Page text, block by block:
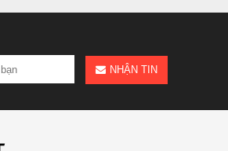
NHẬN TIN